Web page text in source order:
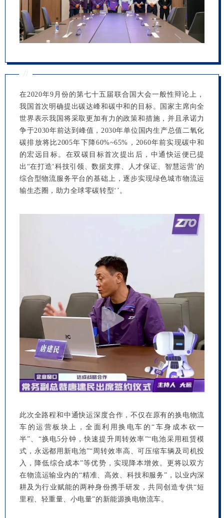
//
在2020年9月份的第七十五届联合国大会一般性辩论上，
我国首次明确提出碳达峰和碳中和的目标。国家主席向全
世界表示我国将采取更加有力的政策和措施，并且承诺力
争于2030年前达到峰值，2030年单位国内生产总值二氧化
碳排放将比2005年下降60%~65%，2060年前实现碳中和
的宏远目标。在双碳目标首次提出后，中通快运便已提
出“在打造‘科技引领、数据支撑、人才保证、智慧运营’的
综合型物流服务平台的基础上，逐步实现绿色城市物流运
输生态圈，助力全球零碳转型‘’。
此次全路程和中通快运深度合作，不仅在原有的换电物流
车的运营板块上，全面利用换电车的“车身成本砍一
半”、“换电5分钟，快速提升周转效率”“电池采用租赁模
式，永远都用新电池”“周转效率高、可压缩车辆及司机投
入，降低综合成本”等优势，实现降本增效。更将以双方
在物流运输业内的“精准、高效、科技和服务”，以业内深
耕及为行业赋能的两种身份携手研发，共同创造专供“短
里程、轻重量、小电量”的新能源换电物流车。